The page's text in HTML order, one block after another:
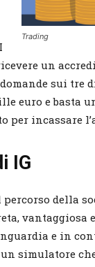
Trading
un
sui tre
euro e basta
per incassare
IG
della
vantaggiosa
e in
simulatore